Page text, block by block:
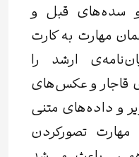
سده‌های قبل و
مهارت به کارت
ارشد را
قاجار و عکس‌های
و داده‌های متنی
تصورکردن